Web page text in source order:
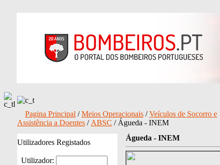
Pagina Principal /Meios Operacionais /Veículos de Socorro e
Assistência a Doentes / ABSC / Águeda - INEM
Utilizadores Registados
Utilizador:
Águeda - INEM